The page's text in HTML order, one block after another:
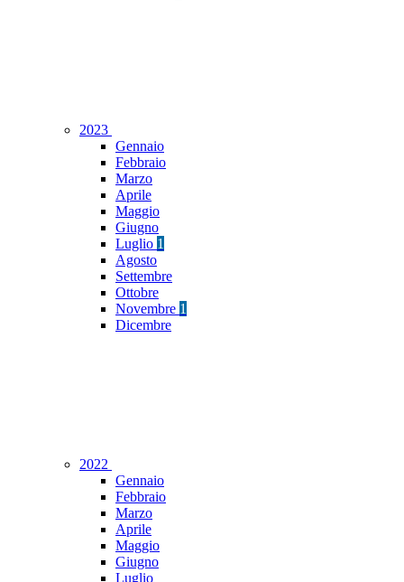
2023
Gennaio
Febbraio
Marzo
Aprile
Maggio
Giugno
Luglio 1
Agosto
Settembre
Ottobre
Novembre 1
Dicembre
2022
Gennaio
Febbraio
Marzo
Aprile
Maggio
Giugno
Luglio